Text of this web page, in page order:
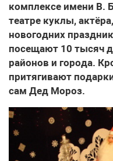
комплексе имени В.
театре куклы,
новогодних
посещают 10 тысяч
районов и города.
притягивают
сам Дед Мороз.